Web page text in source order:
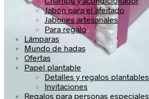
Jabón para el afeitado
Jabones artesanales
Para regalo
Lámparas
Mundo de hadas
Ofertas
Papel plantable
Detalles y regalos plantables
Invitaciones
Regalos para personas especiales